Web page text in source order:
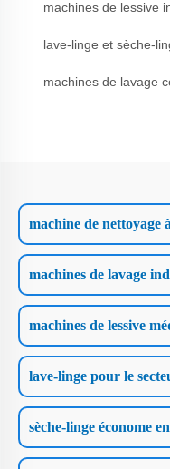
machines de lessive
lave-linge et sèche-
machines de lavage
machine de nettoyage
machines de lavage
machines de lessive
lave-linge pour le
sèche-linge économe